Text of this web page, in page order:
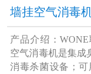
墙挂空气消毒
产品介绍：
空气消毒机是集成
消毒杀菌设备；